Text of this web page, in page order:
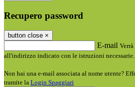
Recupero password
button close ×
E-mail
all'indirizzo indicato con le istruzioni necessarie.
Non hai una e-mail associata al nome utente?
tramite la Login Spaggiari